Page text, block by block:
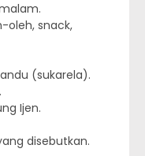
oleh, snack,
(sukarela).
Ijen.
disebutkan.